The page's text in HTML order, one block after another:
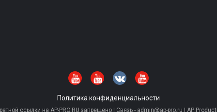
Политика конфиденциальности
ссылки на AP-PRO.RU запрещено | Связь - admin@ap-pro.ru | AP